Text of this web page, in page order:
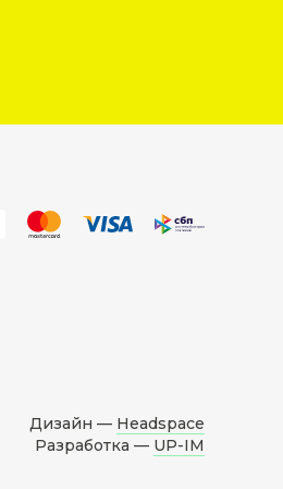
Дизайн — Headspace
Разработка — UP-IM